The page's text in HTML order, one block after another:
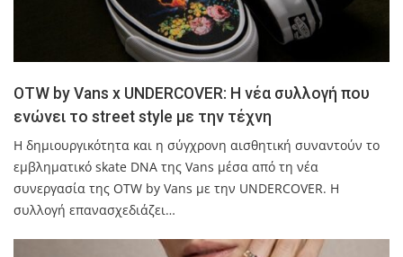
OTW by Vans x UNDERCOVER: Η νέα συλλογή που
ενώνει το street style με την τέχνη
Η δημιουργικότητα και η σύγχρονη αισθητική συναντούν το
εμβληματικό skate DNA της Vans μέσα από τη νέα
συνεργασία της OTW by Vans με την UNDERCOVER. Η
συλλογή επανασχεδιάζει…